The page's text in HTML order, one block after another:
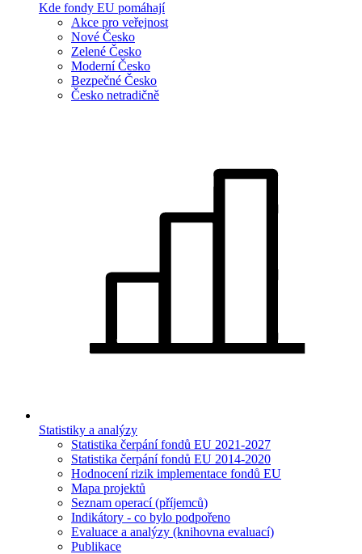
Kde fondy EU pomáhají
Akce pro veřejnost
Nové Česko
Zelené Česko
Moderní Česko
Bezpečné Česko
Česko netradičně
Statistiky a analýzy
Statistika čerpání fondů EU 2021-2027
Statistika čerpání fondů EU 2014-2020
Hodnocení rizik implementace fondů EU
Mapa projektů
Seznam operací (příjemců)
Indikátory - co bylo podpořeno
Evaluace a analýzy (knihovna evaluací)
Publikace